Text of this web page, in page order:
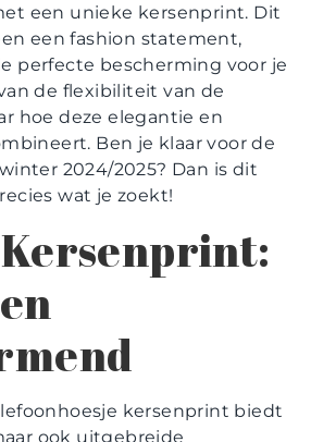
een unieke kersenprint. Dit
een fashion statement,
perfecte bescherming voor je
de flexibiliteit van de
hoe deze elegantie en
Ben je klaar voor de
2024/2025? Dan is dit
wat je zoekt!
kersenprint biedt
ook uitgebreide